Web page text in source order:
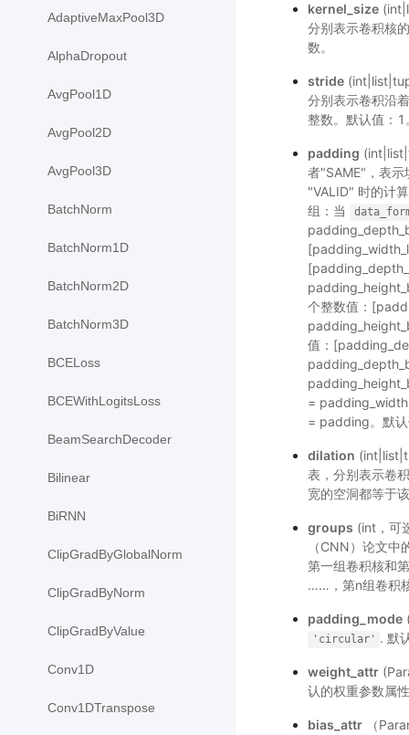
AdaptiveMaxPool3D
AlphaDropout
AvgPool1D
AvgPool2D
AvgPool3D
BatchNorm
BatchNorm1D
BatchNorm2D
BatchNorm3D
BCELoss
BCEWithLogitsLoss
BeamSearchDecoder
Bilinear
BiRNN
ClipGradByGlobalNorm
ClipGradByNorm
ClipGradByValue
Conv1D
Conv1DTranspose
kernel_size
分别表示卷积核
数。
stride
分别表示卷积沿
整数。默认值：1
padding
者"SAME"，表
"VALID" 时的计
组：当
个整数值：
值：
=
= padding。默
dilation
表，分别表示卷
宽的空洞都等于
groups (int，可
（CNN）论文
第一组卷积核和
……，第n组卷积
padding_mode
'circular' . 默
weight_attr
认的权重参数属
bias_attr（